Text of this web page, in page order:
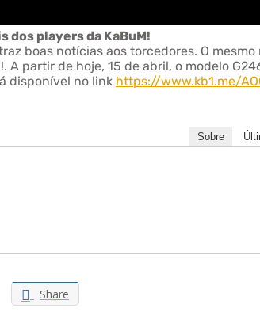
dos players da KaBuM!
boas notícias aos torcedores. O
A partir de hoje, 15 de abril, o modelo
disponível no link https://www.kb1.me/
Sobre
Share